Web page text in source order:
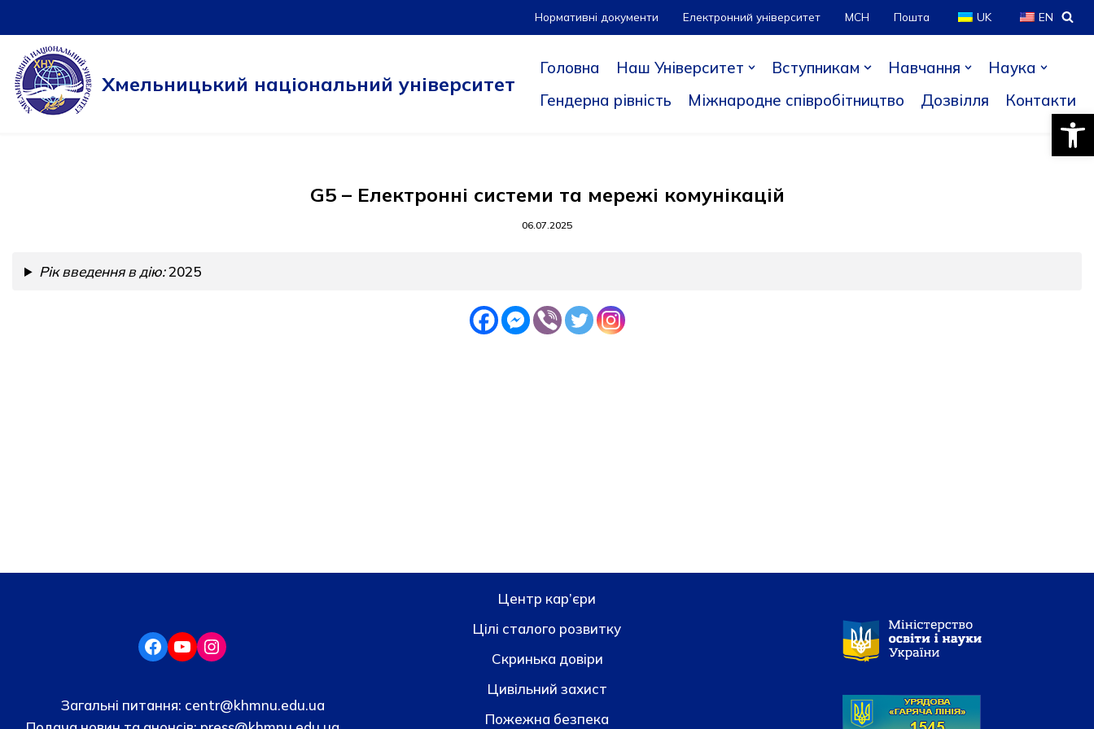
Перейти
до
вмісту
Нормативні документи Електронний університет МСН Пошта UK EN
Хмельницький національний університет
Головна Наш Університет Вступникам Навчання
Наука
Гендерна рівність
Міжнародне співробітництво Дозвілля Контакти
G5 – Електронні системи та мережі комунікацій
06.07.2025
Рік введення в дію:2025
Загальні питання: centr@khmnu.edu.ua
Центр кар’єри
Цілі сталого розвитку
Скринька довiри
Цивільний захист
Пожежна безпека